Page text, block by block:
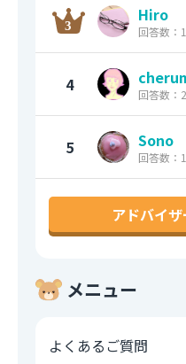
Hiro
回答数：
4 回答数：
5 Sono
回答数：
アドバイ
メニュー
よくあるご質問